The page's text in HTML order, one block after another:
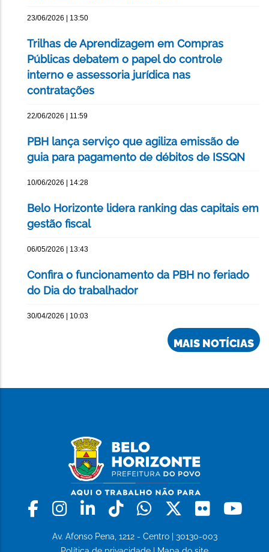
23/06/2026 | 13:50
Trilhas de Aprendizagem em Compras
Públicas debatem o papel do controle
interno e assessoria jurídica nas
contratações
22/06/2026 | 11:59
PBH lança serviço que agiliza emissão de
guia para pagamento de débitos de ISSQN
10/06/2026 | 14:28
Belo Horizonte lidera ranking das capitais em
gestão fiscal
06/05/2026 | 13:43
Confira o funcionamento da PBH no feriado
do Dia do trabalhador
30/04/2026 | 10:03
MAIS NOTÍCIAS
Facebook
Instagram
LinkedinTiktokWhatsapp
X Flickr
Av. Afonso Pena, 1212 - Centro | 30130-003